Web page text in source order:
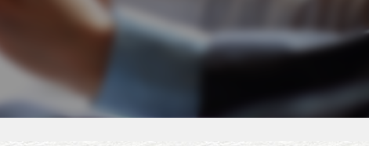
内の車両との連携・輸送資材管理
改善ネタ・アイデア